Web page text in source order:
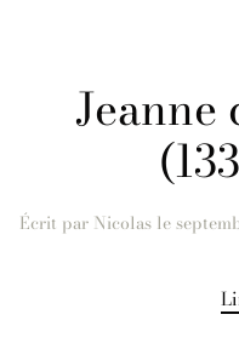
Écrit par Nicolas le